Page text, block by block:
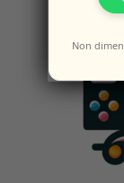
Non